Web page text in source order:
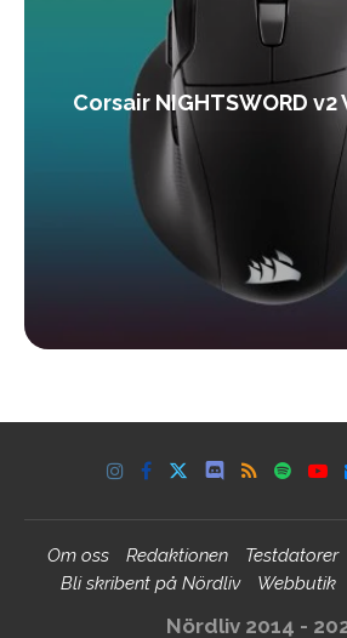
Corsair NIGHTSWORD v2
Om oss Redaktionen Testdatorer
Bli skribent på Nördliv
Webbutik
Nördliv 2014 -